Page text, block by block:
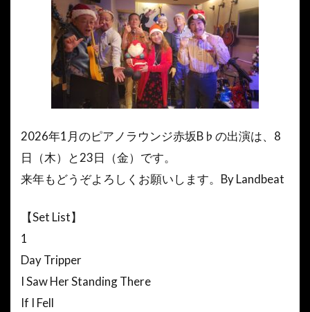
2026年1月のピアノラウンジ赤坂B♭の出演は、8
日（木）と23日（金）です。
来年もどうぞよろしくお願いします。By Landbeat
【Set List】
1
Day Tripper
I Saw Her Standing There
If I Fell